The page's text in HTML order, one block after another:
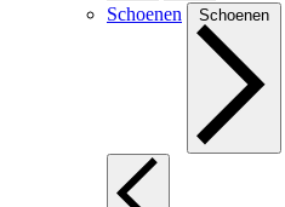
Schoenen
Schoenen